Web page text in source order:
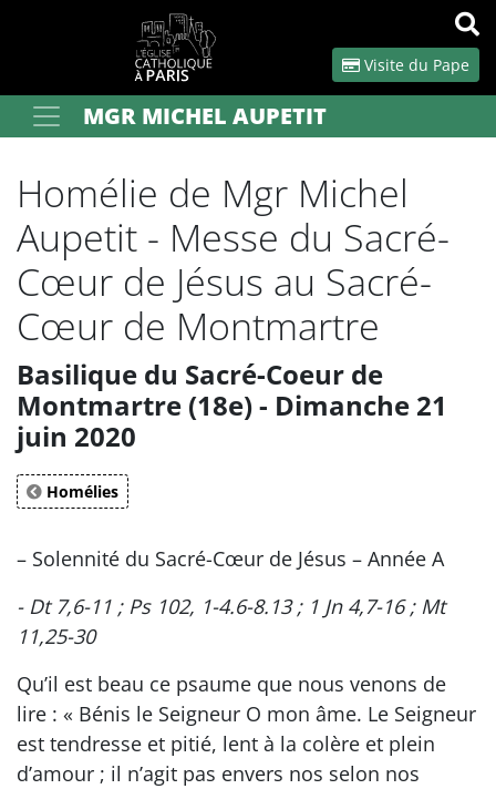
Visite du Pape
Votre rechercheMGR MICHEL AUPETIT
Homélie de Mgr Michel
Aupetit - Messe du Sacré-
Cœur de Jésus au Sacré-
Cœur de Montmartre
Basilique du Sacré-Coeur de
Montmartre (18e) - Dimanche 21
juin 2020
Homélies
– Solennité du Sacré-Cœur de Jésus – Année A
- Dt 7,6-11 ; Ps 102, 1-4.6-8.13 ; 1 Jn 4,7-16 ; Mt
11,25-30
Qu’il est beau ce psaume que nous venons de
lire : « Bénis le Seigneur O mon âme. Le Seigneur
est tendresse et pitié, lent à la colère et plein
d’amour ; il n’agit pas envers nos selon nos
Panneau de gestion des cookies